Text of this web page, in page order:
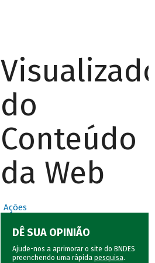
Visualizador
do
Conteúdo
da Web
Ações
DÊ SUA OPINIÃO
Ajude-nos a aprimorar o site do BNDES
preenchendo uma rápida pesquisa.